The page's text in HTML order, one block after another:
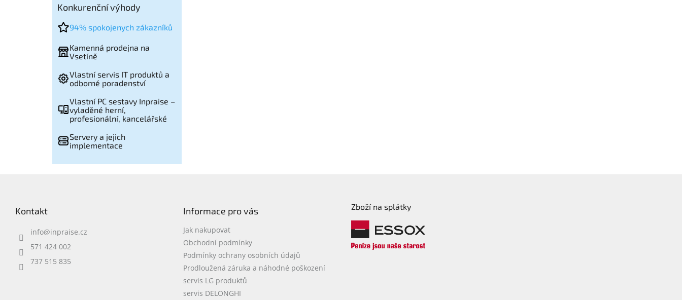
Konkurenční výhody
94% spokojenych zákazníků
Kamenná prodejna na
Vsetíně
Vlastní servis IT produktů a
odborné poradenství
Vlastní PC sestavy Inpraise –
vyladěné herní,
profesionální, kancelářské
Servery a jejich
implementace
Kontakt
info@inpraise.cz
571 424 002
737 515 835
Informace pro vás
Jak nakupovat
Obchodní podmínky
Podmínky ochrany osobních údajů
Prodloužená záruka a náhodné poškození
servis LG produktů
servis DELONGHI
Zboží na splátky